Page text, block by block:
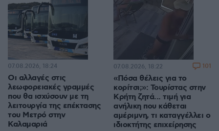
Οι αλλαγές στις
λεωφορειακές γραμμές
που θα ισχύσουν με τη
λειτουργία της επέκτασης
του Μετρό στην
Καλαμαριά
07.08.2026, 18:24
«Πόσα θέλεις για το
κορίτσι;»: Τουρίστας στην
Κρήτη ζητά... τιμή για
ανήλικη που κάθεται
αμέριμνη, τι καταγγέλλει ο
ιδιοκτήτης επιχείρησης
07.08.2026, 18:22 101